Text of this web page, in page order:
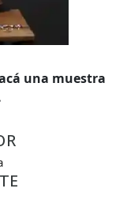
una muestra